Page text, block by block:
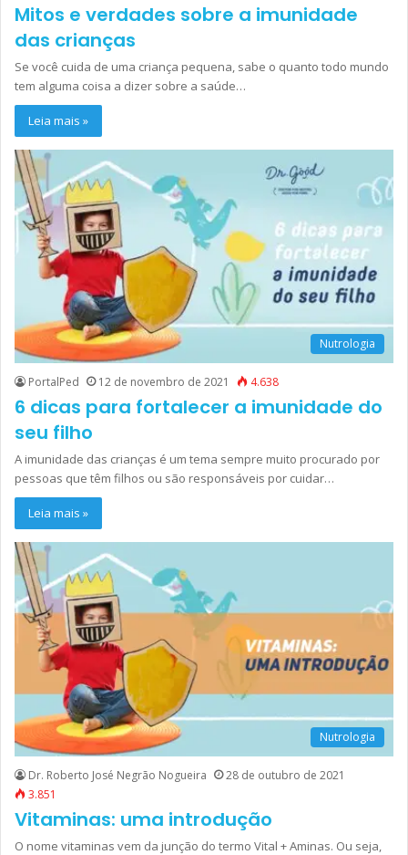
Mitos e verdades sobre a imunidade
das crianças
Se você cuida de uma criança pequena, sabe o quanto todo mundo
tem alguma coisa a dizer sobre a saúde…
Leia mais »
Nutrologia
PortalPed 12 de novembro de 2021 4.638
6 dicas para fortalecer a imunidade do
seu filho
A imunidade das crianças é um tema sempre muito procurado por
pessoas que têm filhos ou são responsáveis por cuidar…
Leia mais »
Nutrologia
Dr. Roberto José Negrão Nogueira
28 de outubro de 2021
3.851
Vitaminas: uma introdução
O nome vitaminas vem da junção do termo Vital + Aminas. Ou seja,